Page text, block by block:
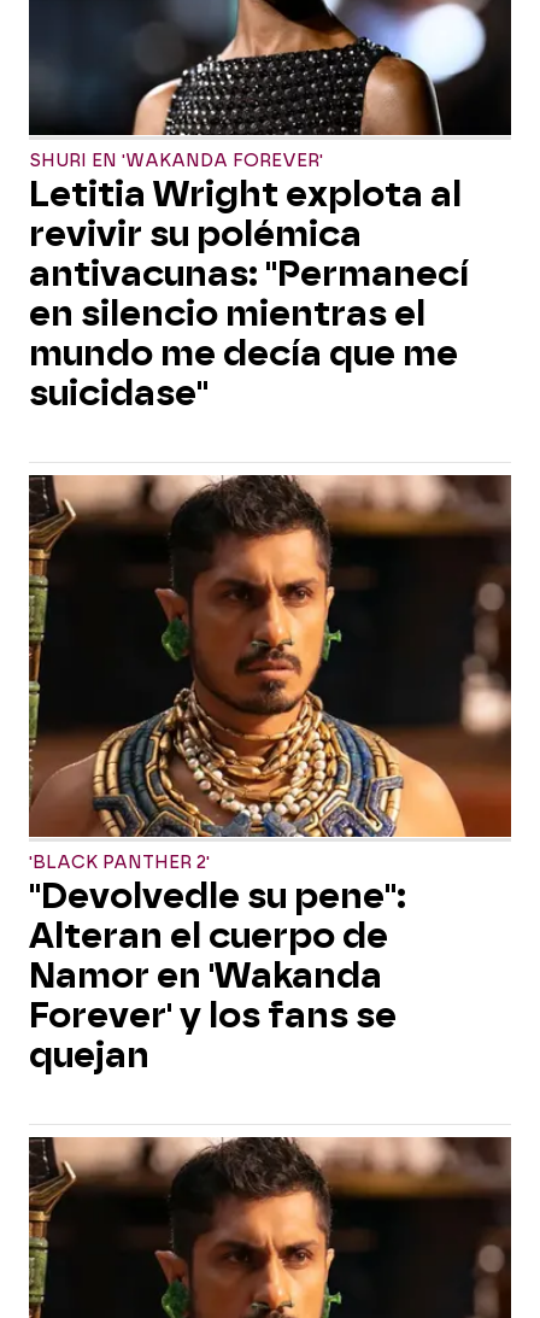
SHURI EN 'WAKANDA FOREVER'
Letitia Wright explota al
revivir su polémica
antivacunas: "Permanecí
en silencio mientras el
mundo me decía que me
suicidase"
'BLACK PANTHER 2'
"Devolvedle su pene":
Alteran el cuerpo de
Namor en 'Wakanda
Forever' y los fans se
quejan